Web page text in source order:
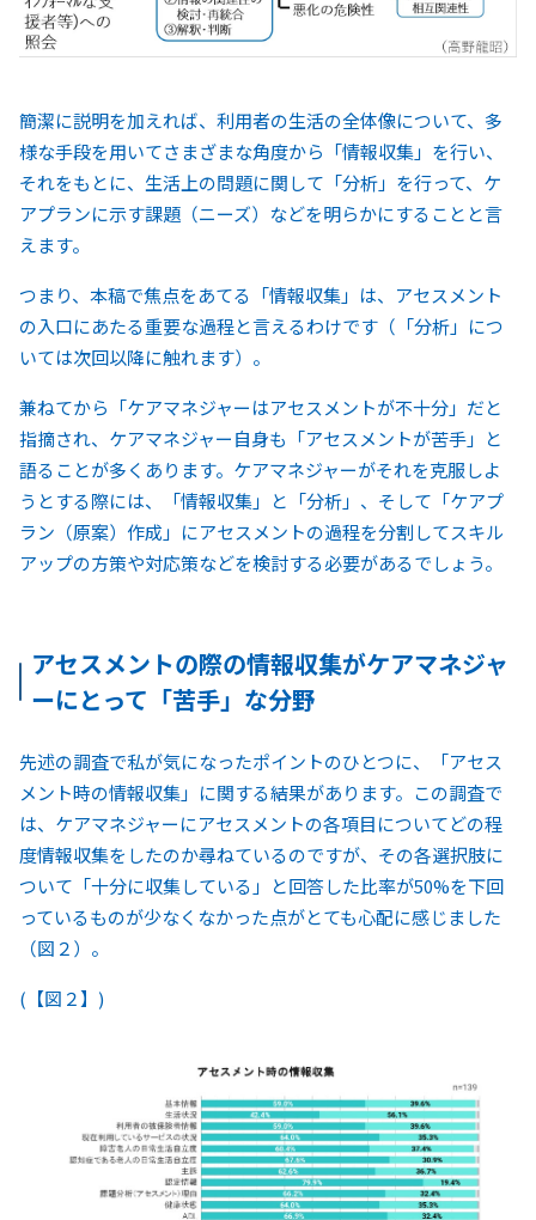
簡潔に説明を加えれば、利用者の生活の全体像について、多
様な手段を用いてさまざまな角度から「情報収集」を行い、
それをもとに、生活上の問題に関して「分析」を行って、ケ
アプランに示す課題（ニーズ）などを明らかにすることと言
えます。
つまり、本稿で焦点をあてる「情報収集」は、アセスメント
の入口にあたる重要な過程と言えるわけです（「分析」につ
いては次回以降に触れます）。
兼ねてから「ケアマネジャーはアセスメントが不十分」だと
指摘され、ケアマネジャー自身も「アセスメントが苦手」と
語ることが多くあります。ケアマネジャーがそれを克服しよ
うとする際には、「情報収集」と「分析」、そして「ケアプ
ラン（原案）作成」にアセスメントの過程を分割してスキル
アップの方策や対応策などを検討する必要があるでしょう。
アセスメントの際の情報収集がケアマネジャ
ーにとって「苦手」な分野
先述の調査で私が気になったポイントのひとつに、「アセス
メント時の情報収集」に関する結果があります。この調査で
は、ケアマネジャーにアセスメントの各項目についてどの程
度情報収集をしたのか尋ねているのですが、その各選択肢に
ついて「十分に収集している」と回答した比率が50%を下回
っているものが少なくなかった点がとても心配に感じました
（図２）。
(【図２】)